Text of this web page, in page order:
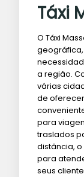
Táxi
O Táxi
a região.
várias
de
para
traslados
distância,
para
seus